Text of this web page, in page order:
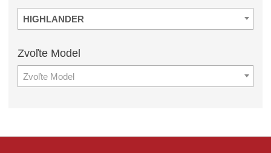
HIGHLANDER
Zvoľte Model
Zvoľte Model